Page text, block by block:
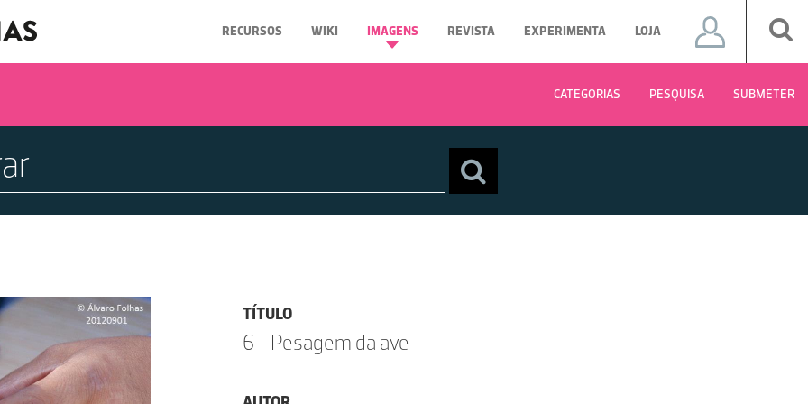
RECURSOS WIKI IMAGENS REVISTA EXPERIMENTA LOJA
CATEGORIAS PESQUISA SUBMETER
TÍTULO
6 - Pesagem da ave